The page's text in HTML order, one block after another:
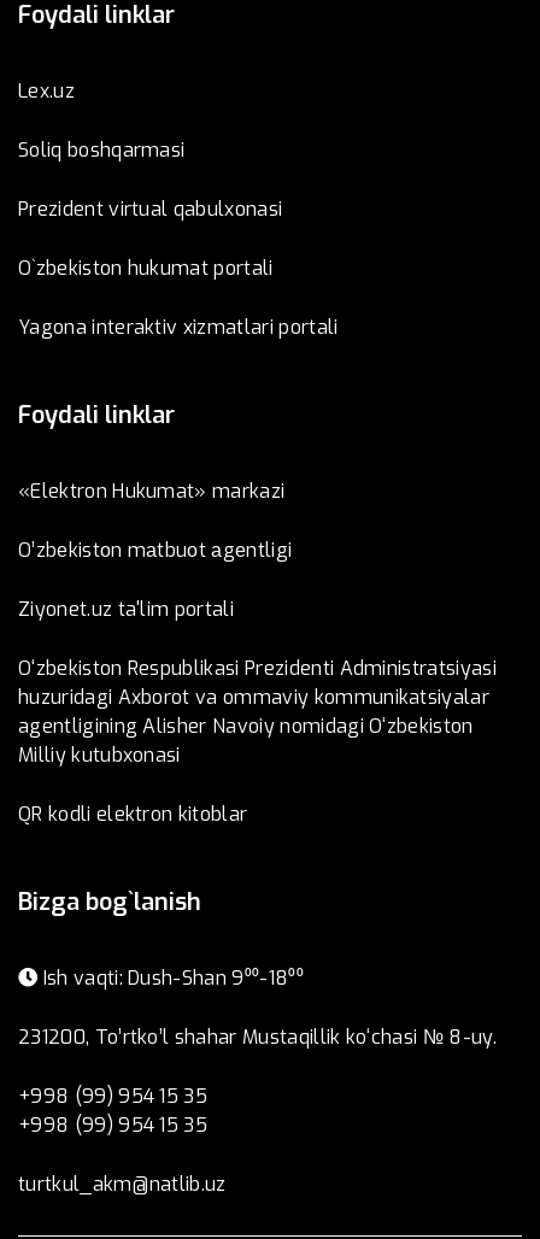
Foydali linklar
Lex.uz
Soliq boshqarmasi
Prezident virtual qabulxonasi
O`zbekiston hukumat portali
Yagona interaktiv xizmatlari portali
Foydali linklar
«Elektron Hukumat» markazi
O’zbеkistоn mаtbuоt аgеntligi
Ziyonet.uz ta'lim portali
O‘zbekiston Respublikasi Prezidenti Administratsiyasi
huzuridagi Axborot va ommaviy kommunikatsiyalar
agentligining Alisher Navoiy nomidagi O‘zbekiston
Milliy kutubxonasi
QR kodli elektron kitoblar
Bizga bog`lanish
Ish vaqti: Dush-Shan 9⁰⁰-18⁰⁰
231200, To’rtko’l shahar Mustaqillik ko‘chasi № 8-uy.
+998 (99) 954 15 35
+998 (99) 954 15 35
turtkul_akm@natlib.uz